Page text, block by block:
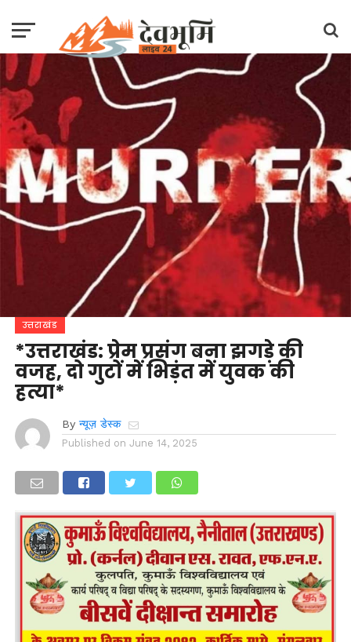
उत्तराखंड
*उत्तराखंड: प्रेम प्रसंग बना झगड़े की
वजह, दो गुटों में भिड़ंत में युवक की
हत्या*
By न्यूज़ डेस्क
Published on June 14, 2025